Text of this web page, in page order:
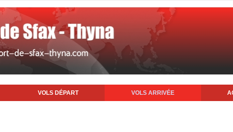
VOLS DÉPART VOLS ARRIVÉE